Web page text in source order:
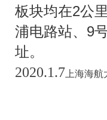
板块均在2公
浦电路站、9
址。
2020.1.7 上海海航